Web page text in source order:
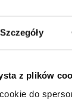
Szczegóły
z plików
do
i